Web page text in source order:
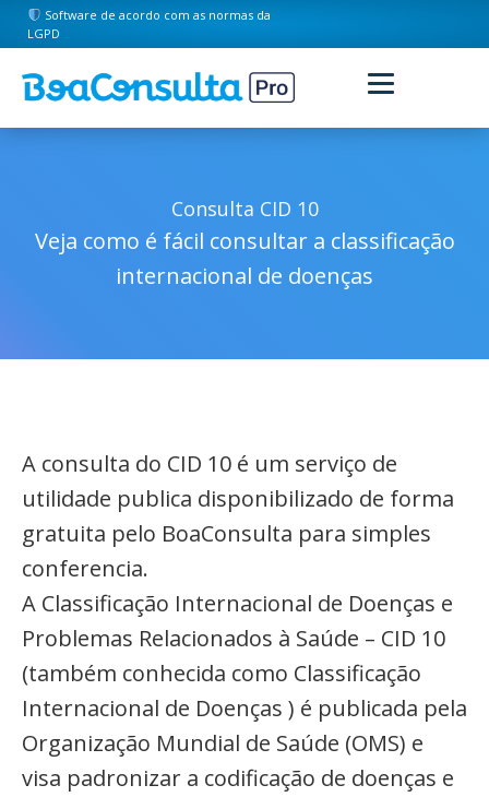
Software de acordo com as normas da
LGPD
Consulta CID 10
Veja como é fácil consultar a classificação
internacional de doenças
A consulta do CID 10 é um serviço de
utilidade publica disponibilizado de forma
gratuita pelo BoaConsulta para simples
conferencia.
A Classificação Internacional de Doenças e
Problemas Relacionados à Saúde – CID 10
(também conhecida como Classificação
Internacional de Doenças ) é publicada pela
Organização Mundial de Saúde (OMS) e
visa padronizar a codificação de doenças e